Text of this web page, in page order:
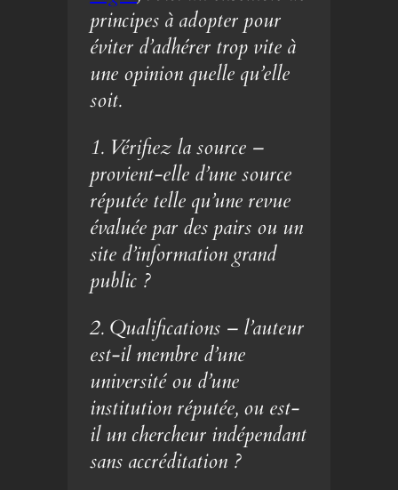
principes à adopter pour
éviter d’adhérer trop vite à
une opinion quelle qu’elle
soit.
1. Vérifiez la source –
provient-elle d’une source
réputée telle qu’une revue
évaluée par des pairs ou un
site d’information grand
public ?
2. Qualifications – l’auteur
est-il membre d’une
université ou d’une
institution réputée, ou est-
il un chercheur indépendant
sans accréditation ?